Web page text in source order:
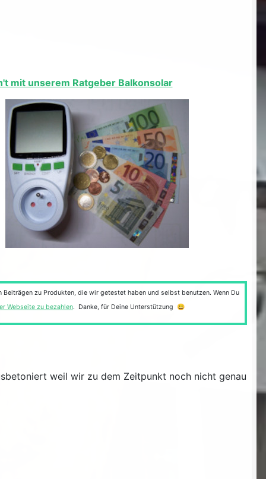
mit unserem Ratgeber Balkonsolar
Beiträgen zu Produkten, die wir getestet haben und selbst benutzen. Wenn Du
Webseite zu bezahlen. Danke, für Deine Unterstützung 😀
weil wir zu dem Zeitpunkt noch nicht genau